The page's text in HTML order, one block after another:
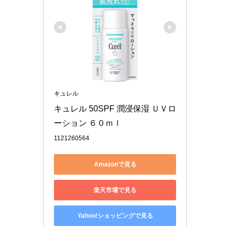
キュレル
キュレル 50SPF 潤浸保湿 ＵＶロ
ーション ６０ｍｌ
1121260564
Amazonで見る
楽天市場で見る
Yahoo!ショッピングで見る